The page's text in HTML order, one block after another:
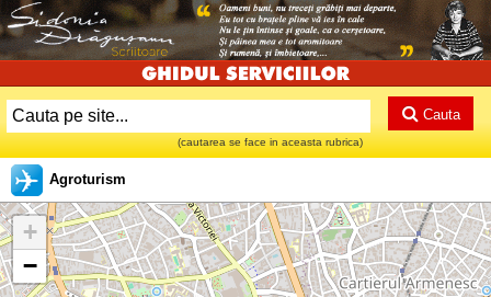
(cautarea se face in aceasta rubrica)
Cauta
Agroturism
+
−